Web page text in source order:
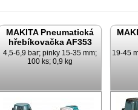
MAKITA Pneumatická
hřebíkovačka AF353
4,5-6,9 bar; pinky 15-35 mm;
100 ks; 0,9 kg
19-45